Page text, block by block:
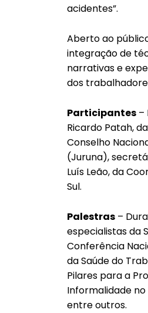
acidentes”.
Aberto ao
integração de
narrativas e
dos
Participantes –
Ricardo Patah,
Conselho
(Juruna),
Luís Leão, da
Sul.
Palestras –
especialistas da
Conferência
da Saúde do
Pilares para a
Informalidade no
entre outros.